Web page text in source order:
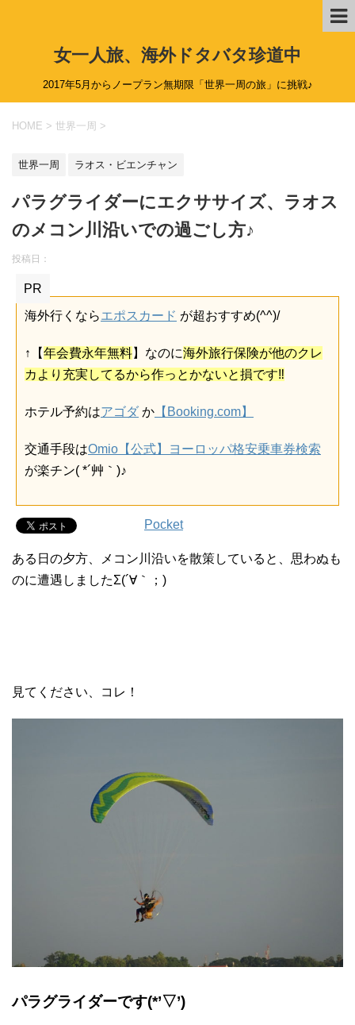
女一人旅、海外ドタバタ珍道中
2017年5月からノープラン無期限「世界一周の旅」に挑戦♪
HOME > 世界一周 >
世界一周 ラオス・ビエンチャン
パラグライダーにエクササイズ、ラオス
のメコン川沿いでの過ごし方♪
投稿日：
PR
海外行くならエポスカード が超おすすめ(^^)/
↑【年会費永年無料】なのに海外旅行保険が他のクレ
カより充実してるから作っとかないと損です‼
ホテル予約はアゴダ か 【Booking.com】
交通手段はOmio【公式】ヨーロッパ格安乗車券検索
が楽チン( *´艸｀)♪
Pocket
ある日の夕方、メコン川沿いを散策していると、思わぬも
のに遭遇しましたΣ(´∀｀；)
見てください、コレ！
パラグライダーです(*’▽’)